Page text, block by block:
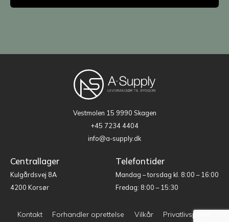
Vestmolen 15 9990 Skagen
+45 7234 4404
info@a-supply.dk
Centrallager
Kulgårdsvej 8A
4200 Korsør
Telefontider
Mandag – torsdag kl. 8:00 – 16:00
Fredag: 8:00 – 15:30
Kontakt Forhandler oprettelse Vilkår
Privatlivspolitik